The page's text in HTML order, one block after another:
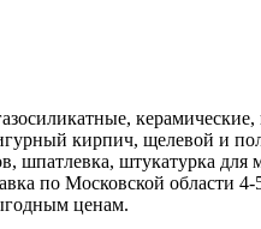
кирпич, щелевой и
шпатлевка, штукатурка
по Московской области
ценам.